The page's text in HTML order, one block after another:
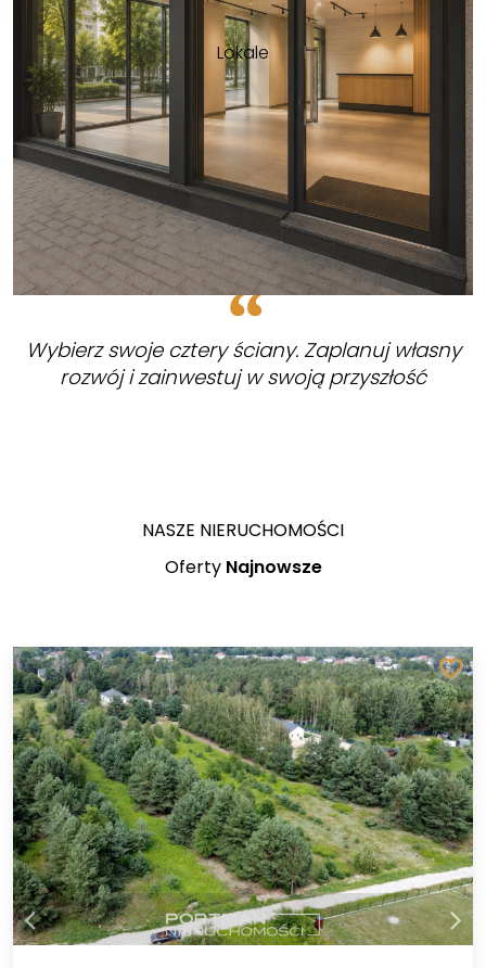
Lokale
Wybierz swoje cztery ściany. Zaplanuj własny
rozwój i zainwestuj w swoją przyszłość
NASZE NIERUCHOMOŚCI
Oferty Najnowsze